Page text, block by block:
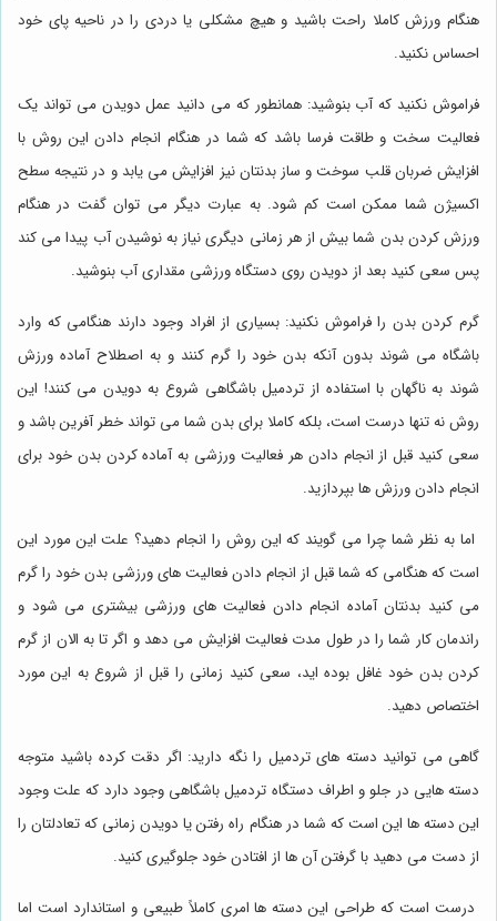
هنگام ورزش کاملا راحت باشید و هیچ مشکلی یا دردی را در ناحیه پای خود
احساس نکنید.
فراموش نکنید که آب بنوشید: همانطور که می دانید عمل دویدن می تواند یک
فعالیت سخت و طاقت فرسا باشد که شما در هنگام انجام دادن این روش با
افزایش ضربان قلب سوخت و ساز بدنتان نیز افزایش می یابد و در نتیجه سطح
اکسیژن شما ممکن است کم شود. به عبارت دیگر می توان گفت در هنگام
ورزش کردن بدن شما بیش از هر زمانی دیگری نیاز به نوشیدن آب پیدا می کند
پس سعی کنید بعد از دویدن روی دستگاه ورزشی مقداری آب بنوشید.
گرم کردن بدن را فراموش نکنید: بسیاری از افراد وجود دارند هنگامی که وارد
باشگاه می شوند بدون آنکه بدن خود را گرم کنند و به اصطلاح آماده ورزش
شوند به ناگهان با استفاده از تردمیل باشگاهی شروع به دویدن می کنند! این
روش نه تنها درست است، بلکه کاملا برای بدن شما می تواند خطر آفرین باشد و
سعی کنید قبل از انجام دادن هر فعالیت ورزشی به آماده کردن بدن خود برای
انجام دادن ورزش ها بپردازید.
اما به نظر شما چرا می گویند که این روش را انجام دهید؟ علت این مورد این
است که هنگامی که شما قبل از انجام دادن فعالیت های ورزشی بدن خود را گرم
می کنید بدنتان آماده انجام دادن فعالیت های ورزشی بیشتری می شود و
راندمان کار شما را در طول مدت فعالیت افزایش می دهد و اگر تا به الان از گرم
کردن بدن خود غافل بوده اید، سعی کنید زمانی را قبل از شروع به این مورد
اختصاص دهید.
گاهی می توانید دسته های تردمیل را نگه دارید: اگر دقت کرده باشید متوجه
دسته هایی در جلو و اطراف دستگاه تردمیل باشگاهی وجود دارد که علت وجود
این دسته ها این است که شما در هنگام راه رفتن یا دویدن زمانی که تعادلتان را
از دست می دهید با گرفتن آن ها از افتادن خود جلوگیری کنید.
درست است که طراحی این دسته ها امری کاملاً طبیعی و استاندارد است اما